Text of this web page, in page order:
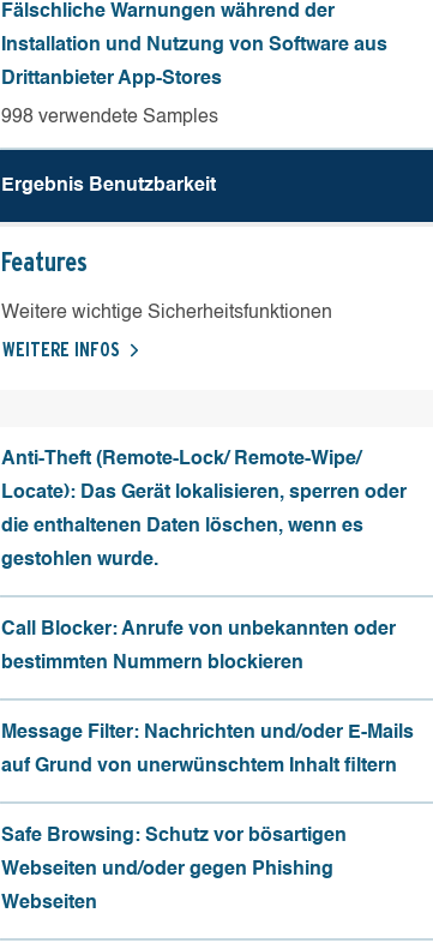
Fälschliche Warnungen während der
Installation und Nutzung von Software aus
Drittanbieter App-Stores
998 verwendete Samples
Ergebnis Benutz­barkeit
Features
Weitere wichtige Sicherheitsfunktionen
WEITERE INFOS
Anti-Theft (Remote-Lock/ Remote-Wipe/
Locate): Das Gerät lokalisieren, sperren oder
die enthaltenen Daten löschen, wenn es
gestohlen wurde.
Call Blocker: Anrufe von unbekannten oder
bestimmten Nummern blockieren
Message Filter: Nachrichten und/oder E-Mails
auf Grund von unerwünschtem Inhalt filtern
Safe Browsing: Schutz vor bösartigen
Webseiten und/oder gegen Phishing
Webseiten